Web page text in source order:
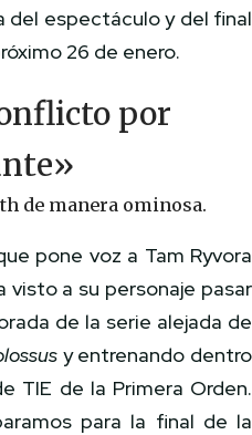
del espectáculo y del final
26 de enero.
por
de manera ominosa.
pone voz a Tam Ryvora
visto a su personaje pasar
de la serie alejada de
y entrenando dentro
TIE de la Primera Orden.
para la final de la